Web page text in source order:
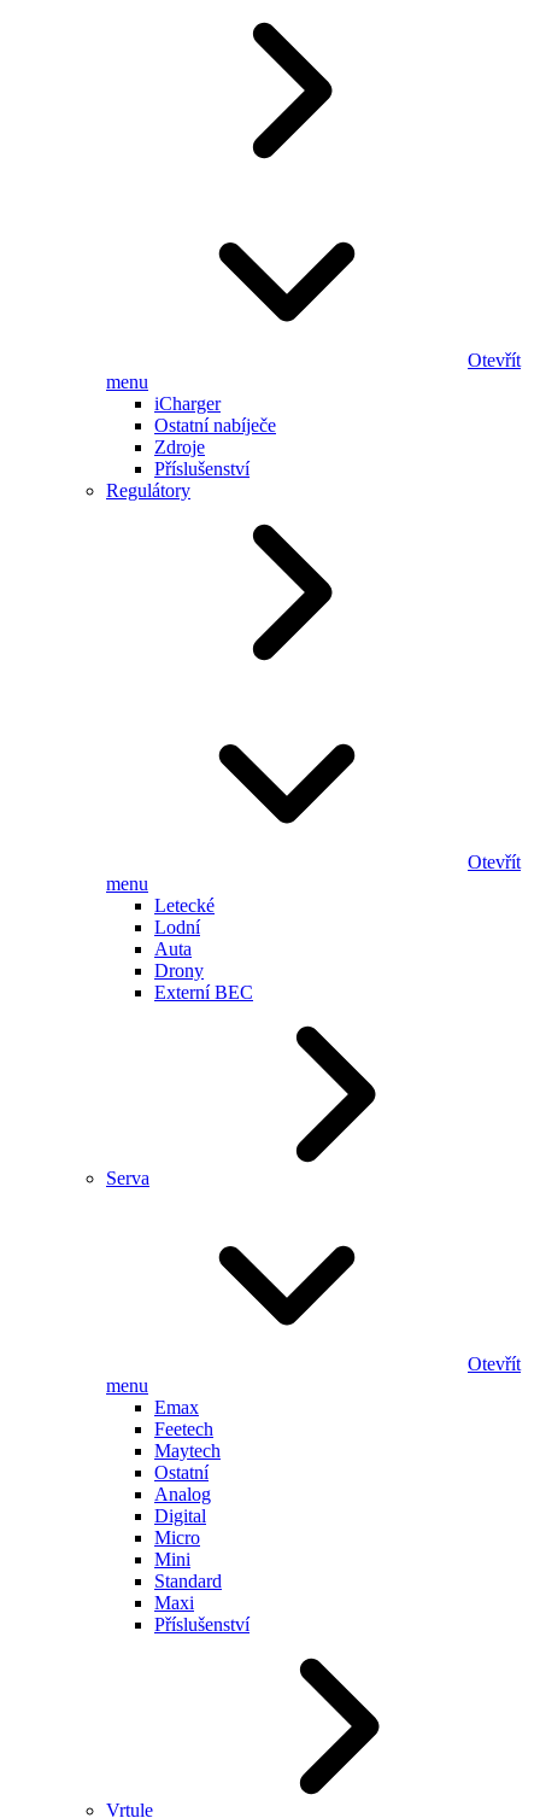
Otevřít
menu
iCharger
Ostatní nabíječe
Zdroje
Příslušenství
Regulátory
Otevřít
menu
Letecké
Lodní
Auta
Drony
Externí BEC
Serva
Otevřít
menu
Emax
Feetech
Maytech
Ostatní
Analog
Digital
Micro
Mini
Standard
Maxi
Příslušenství
Vrtule